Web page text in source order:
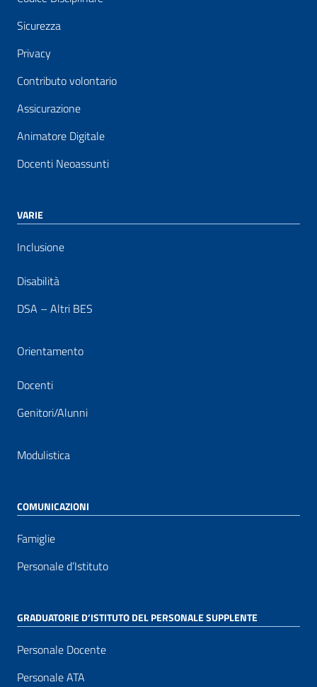
Sicurezza
Privacy
Contributo volontario
Assicurazione
Animatore Digitale
Docenti Neoassunti
VARIE
Inclusione
Disabilità
DSA – Altri BES
Orientamento
Docenti
Genitori/Alunni
Modulistica
COMUNICAZIONI
Famiglie
Personale d’Istituto
GRADUATORIE D’ISTITUTO DEL PERSONALE SUPPLENTE
Personale Docente
Personale ATA